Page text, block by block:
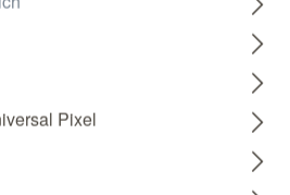
Pixel